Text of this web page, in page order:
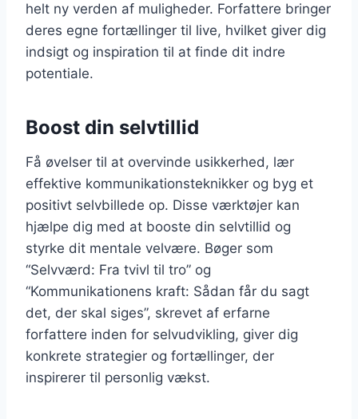
helt ny verden af muligheder. Forfattere bringer
deres egne fortællinger til live, hvilket giver dig
indsigt og inspiration til at finde dit indre
potentiale.
Boost din selvtillid
Få øvelser til at overvinde usikkerhed, lær
effektive kommunikationsteknikker og byg et
positivt selvbillede op. Disse værktøjer kan
hjælpe dig med at booste din selvtillid og
styrke dit mentale velvære. Bøger som
“Selvværd: Fra tvivl til tro” og
“Kommunikationens kraft: Sådan får du sagt
det, der skal siges”, skrevet af erfarne
forfattere inden for selvudvikling, giver dig
konkrete strategier og fortællinger, der
inspirerer til personlig vækst.